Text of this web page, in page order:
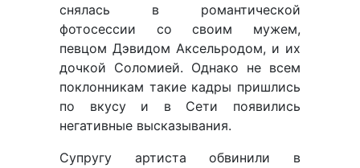
снялась в романтической
фотосессии со своим мужем,
певцом Дэвидом Аксельродом, и их
дочкой Соломией. Однако не всем
поклонникам такие кадры пришлись
по вкусу и в Сети появились
негативные высказывания.
Супругу артиста обвинили в